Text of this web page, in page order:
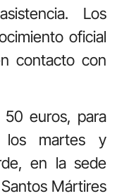
Los
oficial
contacto con
euros, para
los martes y
en la sede
Mártires